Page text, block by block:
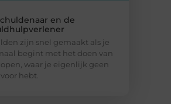
en de
zijn snel gemaakt als je
begint met het doen van
waar je eigenlijk geen
hebt.